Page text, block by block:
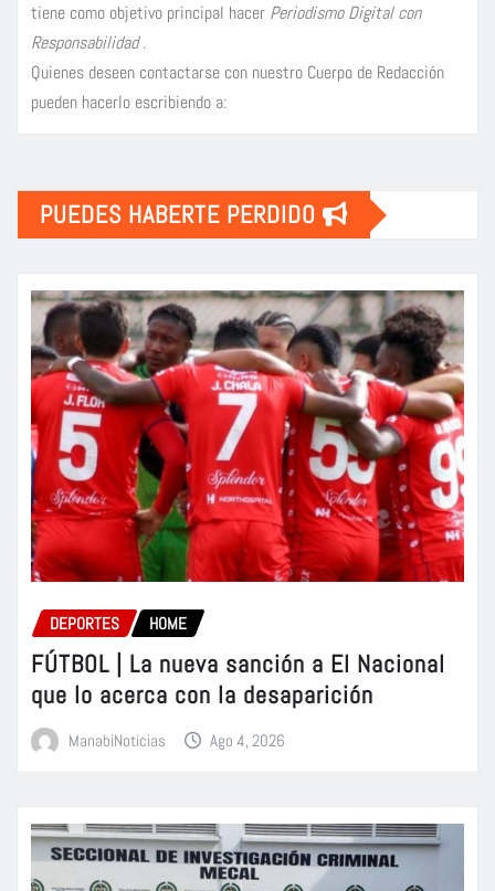
tiene como objetivo principal hacer Periodismo Digital con
Responsabilidad.
Quienes deseen contactarse con nuestro Cuerpo de Redacción
pueden hacerlo escribiendo a:
PUEDES HABERTE PERDIDO
DEPORTES HOME
FÚTBOL | La nueva sanción a El Nacional
que lo acerca con la desaparición
ManabiNoticias Ago 4, 2026